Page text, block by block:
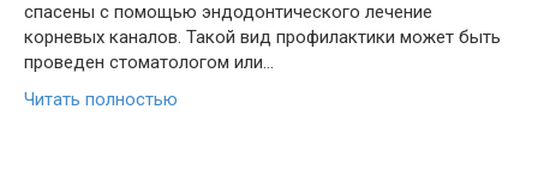
спасены с помощью эндодонтического лечение
корневых каналов. Такой вид профилактики может быть
проведен стоматологом или…
Читать полностью